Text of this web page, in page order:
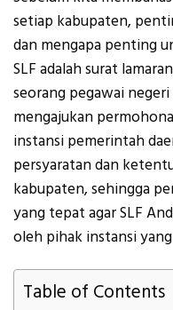
setiap kabupaten,
dan mengapa penting
SLF adalah surat
seorang pegawai
mengajukan
instansi pemerintah
persyaratan dan
kabupaten, sehingga
yang tepat agar SLF
oleh pihak instansi
Table of Contents